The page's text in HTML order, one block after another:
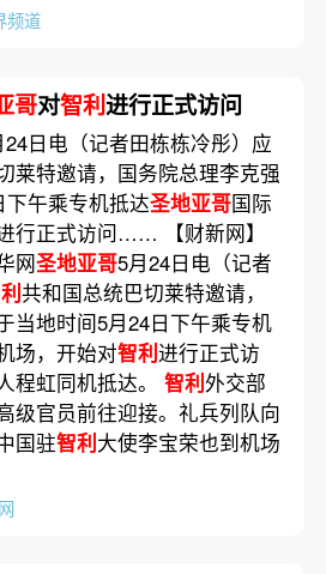
频道
哥对智利进行正式访问
24日电（记者田栋栋冷彤）应
莱特邀请，国务院总理李克强
午乘专机抵达圣地亚哥国际
行正式访问…… 【财新网】
网圣地亚哥5月24日电（记者
共和国总统巴切莱特邀请，
当地时间5月24日下午乘专机
场，开始对智利进行正式访
程虹同机抵达。 智利外交部
级官员前往迎接。礼兵列队向
国驻智利大使李宝荣也到机场